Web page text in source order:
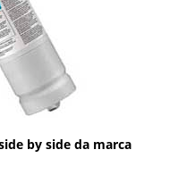
by side da marca